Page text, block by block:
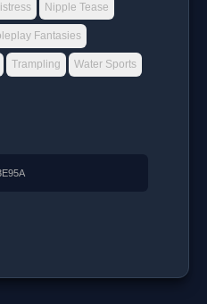
Nipple Tease
Fantasies
Trampling Water Sports